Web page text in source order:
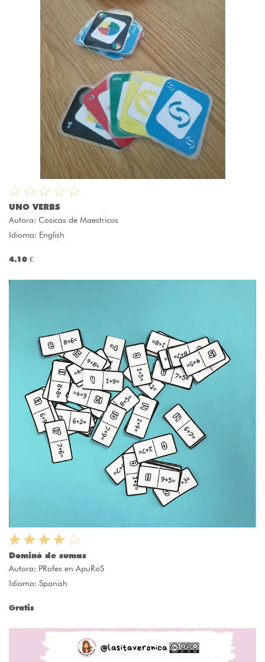
UNO VERBS
Autora: Cosicas de Maestricos
Idioma: English
4.10 €
Dominó de sumas
Autora: PRofes en ApuRoS
Idioma: Spanish
Gratis